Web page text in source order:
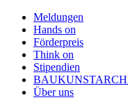
Meldungen
Hands on
Förderpreis
Think on
Stipendien
Über uns